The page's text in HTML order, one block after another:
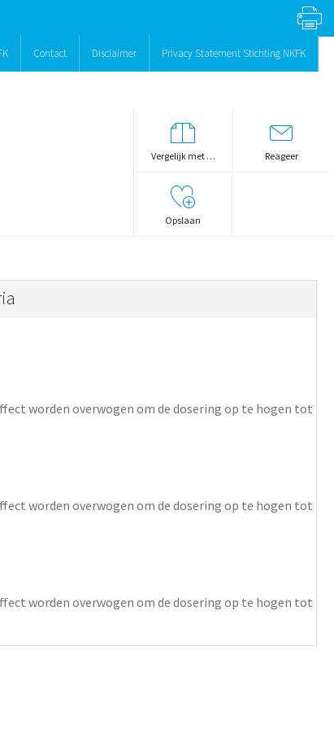
Contact Disclaimer Privacy Statement Stichting NKFK
Vergelijk met … Reageer
Opslaan
worden overwogen om de dosering op te hogen tot
worden overwogen om de dosering op te hogen tot
worden overwogen om de dosering op te hogen tot